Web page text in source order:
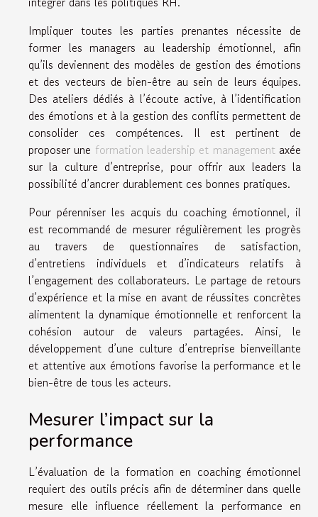
Impliquer toutes les parties prenantes nécessite de
former les managers au leadership émotionnel, afin
qu’ils deviennent des modèles de gestion des émotions
et des vecteurs de bien-être au sein de leurs équipes.
Des ateliers dédiés à l’écoute active, à l’identification
des émotions et à la gestion des conflits permettent de
consolider ces compétences. Il est pertinent de
proposer une formation leadership et managementaxée
sur la culture d’entreprise, pour offrir aux leaders la
possibilité d’ancrer durablement ces bonnes pratiques.
Pour pérenniser les acquis du coaching émotionnel, il
est recommandé de mesurer régulièrement les progrès
au travers de questionnaires de satisfaction,
d’entretiens individuels et d’indicateurs relatifs à
l’engagement des collaborateurs. Le partage de retours
d’expérience et la mise en avant de réussites concrètes
alimentent la dynamique émotionnelle et renforcent la
cohésion autour de valeurs partagées. Ainsi, le
développement d’une culture d’entreprise bienveillante
et attentive aux émotions favorise la performance et le
bien-être de tous les acteurs.
Mesurer l’impact sur la
performance
L’évaluation de la formation en coaching émotionnel
requiert des outils précis afin de déterminer dans quelle
mesure elle influence réellement la performance en